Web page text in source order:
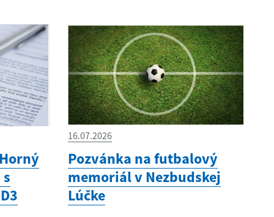
16.07.2026
Pozvánka na futbalový
memoriál v Nezbudskej
Lúčke